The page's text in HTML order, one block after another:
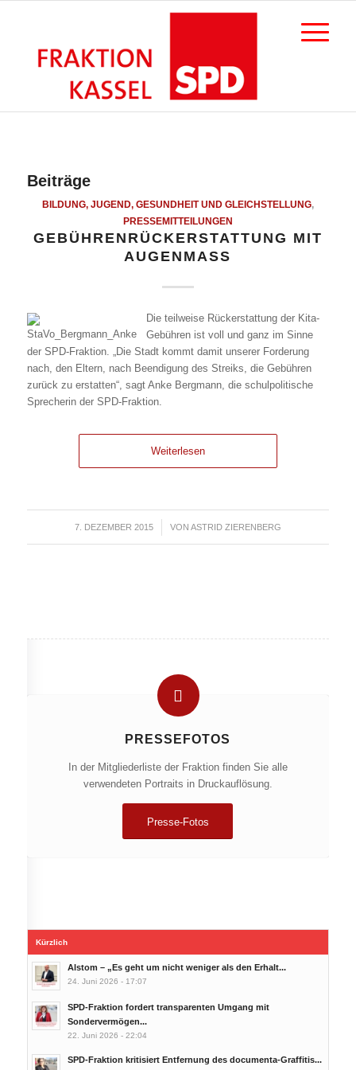
Beiträge
BILDUNG, JUGEND, GESUNDHEIT UND GLEICHSTELLUNG,
PRESSEMITTEILUNGEN
GEBÜHRENRÜCKERSTATTUNG MIT
AUGENMASS
Die teilweise Rückerstattung der Kita-
Gebühren ist voll und ganz im Sinne
der SPD-Fraktion. „Die Stadt kommt damit unserer Forderung
nach, den Eltern, nach Beendigung des Streiks, die Gebühren
zurück zu erstatten“, sagt Anke Bergmann, die schulpolitische
Sprecherin der SPD-Fraktion.
Weiterlesen
7. DEZEMBER 2015
/ VON ASTRID ZIERENBERG
PRESSEFOTOS
In der Mitgliederliste der Fraktion finden Sie alle
verwendeten Portraits in Druckauflösung.
Presse-Fotos
Kürzlich
Alstom – „Es geht um nicht weniger als den Erhalt...
24. Juni 2026 - 17:07
SPD-Fraktion fordert transparenten Umgang mit
Sondervermögen...
22. Juni 2026 - 22:04
SPD-Fraktion kritisiert Entfernung des documenta-Graffitis...